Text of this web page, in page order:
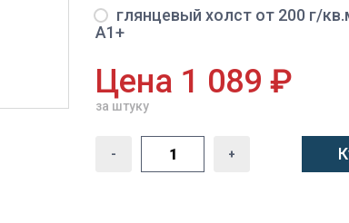
глянцевый холст от 200 г/
A1+
Цена 1 089 ₽
за штуку
- +